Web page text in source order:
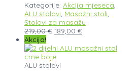
Kategorije: Akcija mjeseca,
ALU stolovi, Masažni stoli,
Stolovi za masažu
219,00€ 189,00 €
Akcija!
ALU stolovi